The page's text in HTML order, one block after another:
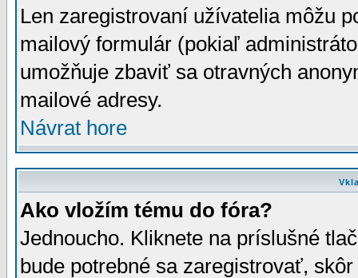
Len zaregistrovaní užívatelia môžu
mailový formulár (pokiaľ
umožňuje zbaviť sa otravných
mailové adresy.
Návrat hore
Ako vložím tému do fóra?
Jednoucho. Kliknete na príslušné
bude potrebné sa zaregistrovať,